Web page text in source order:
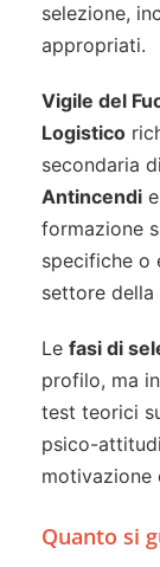
selezione,
appropriati.
Vigile del
Logistico
secondaria
Antincendi
formazione
specifiche o
settore della
Le fasi di
profilo, ma
test teorici
psico-
motivazione
Quanto si